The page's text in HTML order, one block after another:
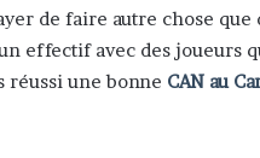
de faire autre chose
effectif avec des joueurs
réussi une bonne CAN au